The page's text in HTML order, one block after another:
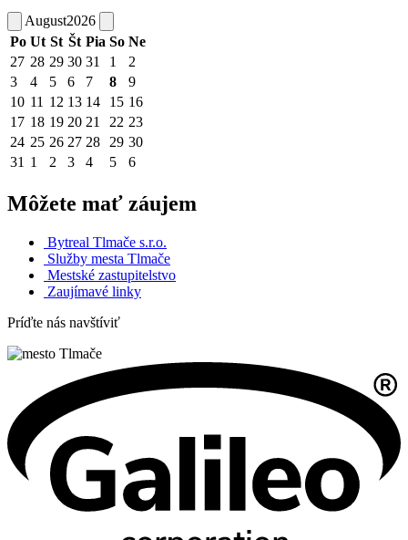
August2026
Po Ut St Št Pia So Ne
27 28 29 30 31 1
2
3
4 5 6 7 8
9
10 11 12 13 14 15 16
17 18 19 20 21 22 23
24 25 26 27 28 29 30
31 1 2 3 4 5 6
Môžete mať záujem
Bytreal Tlmače s.r.o.
Služby mesta Tlmače
Mestské zastupitelstvo
Zaujímavé linky
Príďte nás navštíviť